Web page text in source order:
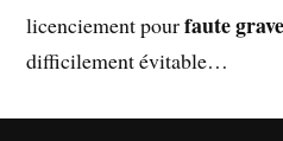
licenciement pourfaute
difficilement évitable…